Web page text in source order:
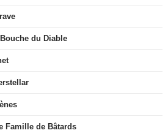
du Diable
Famille de Bâtards